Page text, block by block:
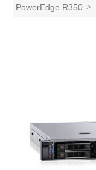
PowerEdge R350 >